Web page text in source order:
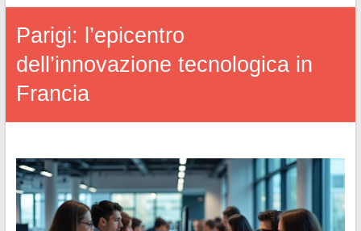
Parigi: l’epicentro
dell’innovazione tecnologica in
Francia